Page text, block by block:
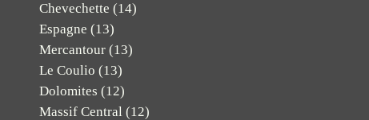
Chevechette (14)
Espagne (13)
Mercantour (13)
Le Coulio (13)
Dolomites (12)
Massif Central (12)